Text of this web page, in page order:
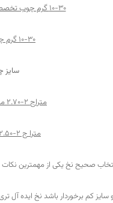
10-30 گرم چوب تخصصی برای صید ماهی قزل آلا (
10-30 گرم چوب مخصوص لانسه کشی
سایز
متراج2-2.70 متر چوب مخصوص لانسه کشی
مترا ج 2-2.50 متر مخصوص ماهی قزل آلا
صحیح نخ یکی از مهمترین نکات
سایز کم برخوردار باشد نخ ایده آل